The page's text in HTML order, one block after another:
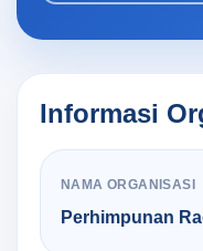
Informasi
NAMA ORGANISASI
Perhimpunan